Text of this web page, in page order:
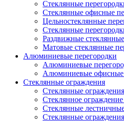
Стеклянные
Стеклянные офисные
Цельностеклянные
Cтеклянные
Раздвижные
Матовые стеклянные
Алюминиевые перегородки
Алюминиевые
Алюминиевые офисные
Стеклянные ограждения
Стеклянные ограждения
Стеклянное ограждение
Стеклянные
Стеклянные